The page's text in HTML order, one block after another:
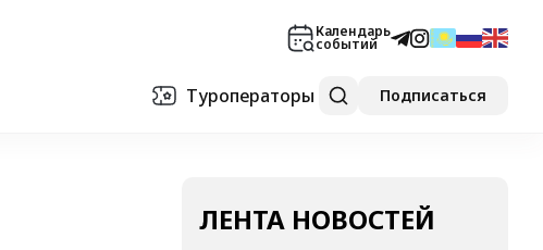
Календарь
событий
Туроператоры Подписаться
ЛЕНТА НОВОСТЕЙ